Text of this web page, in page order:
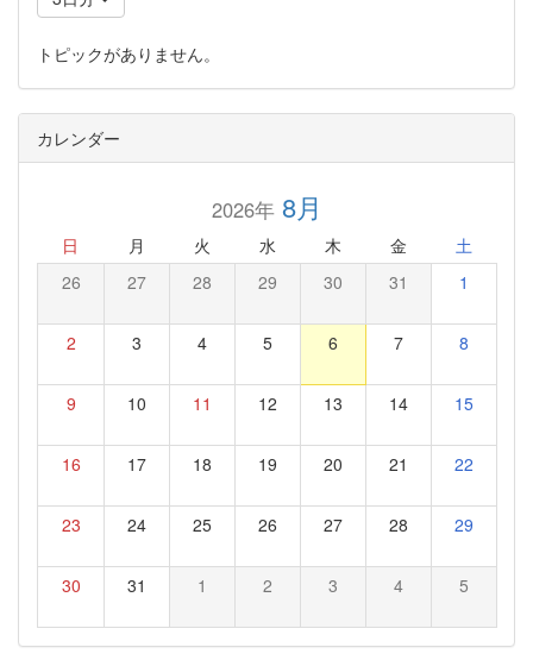
トピックがありません。
カレンダー
2026年8月
日 月 火 水 木 金 土
26 27 28 29 30 31 1
2 3 4 5 6 7 8
9 10 11 12 13 14 15
16 17 18 19 20 21 22
23 24 25 26 27 28 29
30 31 1 2 3 4 5